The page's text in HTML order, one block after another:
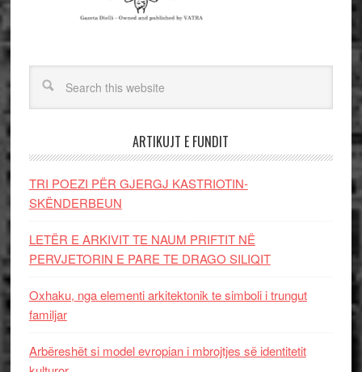
ARTIKUJT E FUNDIT
TRI POEZI PËR GJERGJ KASTRIOTIN-
SKËNDERBEUN
LETËR E ARKIVIT TE NAUM PRIFTIT NË
PERVJETORIN E PARE TE DRAGO SILIQIT
Oxhaku, nga elementi arkitektonik te simboli i trungut
familjar
Arbëreshët si model evropian i mbrojtjes së identitetit